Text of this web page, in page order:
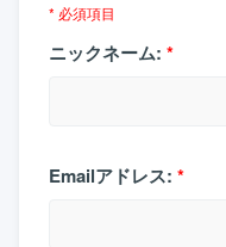
* 必須項目
ニックネーム: *
Emailアドレス: *